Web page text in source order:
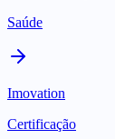
Saúde
Imovation
Certificação